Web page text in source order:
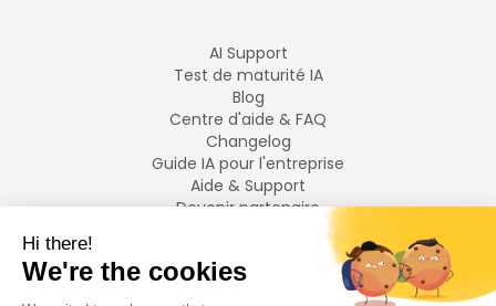
AI Support
Test de maturité IA
Blog
Centre d'aide & FAQ
Changelog
Guide IA pour l'entreprise
Aide & Support
Devenir partenaire
LANGUES